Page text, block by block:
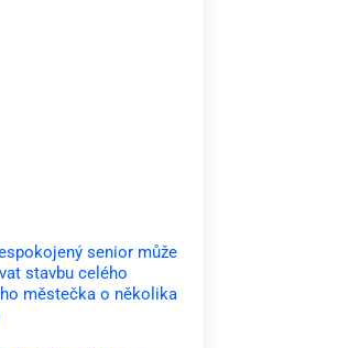
senior může
stavbu celého
městečka o několika